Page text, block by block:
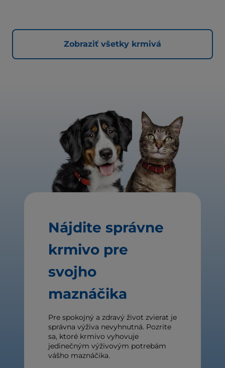
Zobraziť všetky krmivá
Nájdite správne
krmivo pre
svojho
maznáčika
Pre spokojný a zdravý život zvierat je
správna výživa nevyhnutná. Pozrite
sa, ktoré krmivo vyhovuje
jedinečným výživovým potrebám
vášho maznáčika.